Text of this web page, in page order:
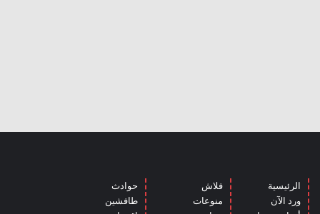
الرئيسية
ورد الآن
فلاش
منوعات
حوادث
طافشين